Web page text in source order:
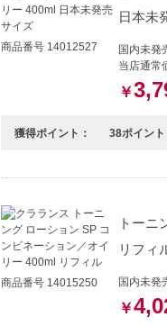
商品番号 14012527
日本未
国内未発
当店通常
￥
獲得ポイント： 38ポイント
商品番号 14015250
トーニ
リフィ
国内未発
￥